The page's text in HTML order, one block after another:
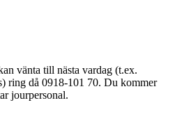
vänta till nästa vardag (t.ex.
) ring då 0918-101 70. Du kommer
jourpersonal.